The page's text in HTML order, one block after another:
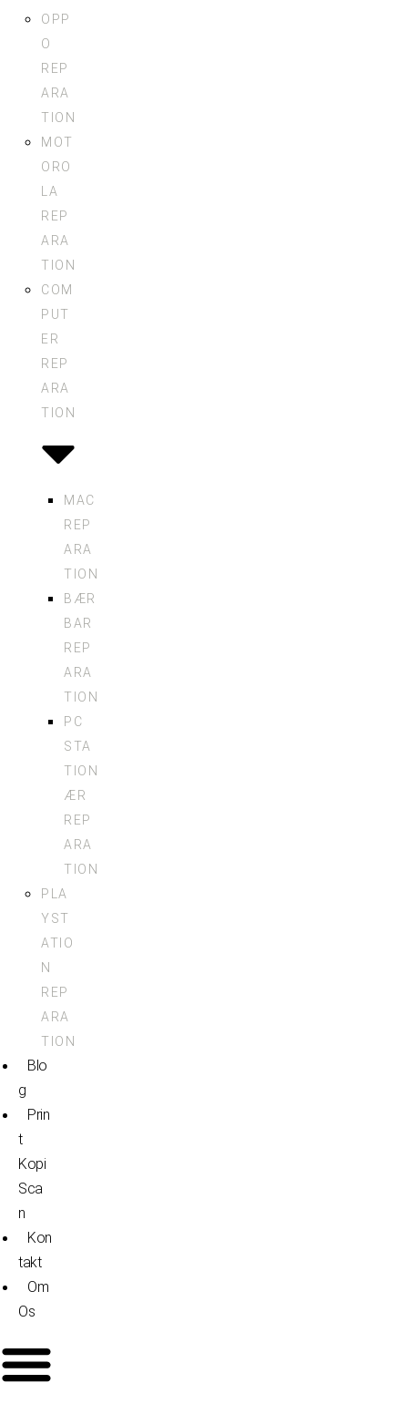
OPP
O
REP
ARA
TION
MOT
ORO
LA
REP
ARA
TION
COM
PUT
ER
REP
ARA
TION
MAC
REP
ARA
TION
BÆR
BAR
REP
ARA
TION
PC
STA
TION
ÆR
REP
ARA
TION
PLA
YST
ATIO
N
REP
ARA
TION
Blo
G
Prin
T
Kopi
Sca
N
Kon
Takt
Om
Os